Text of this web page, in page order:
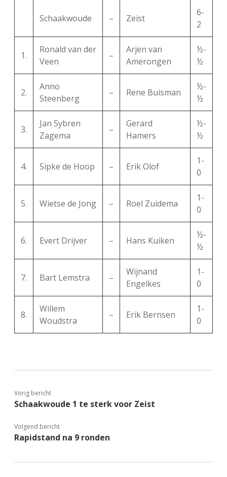
Schaakwoude – Zeist
6-
2
1.
Ronald van der
Veen
–
Arjen van
Amerongen
½-
½
2.
Anno
Steenberg
– Rene Buisman
½-
½
3.
Jan Sybren
Zagema
–
Gerard
Hamers
½-
½
4. Sipke de Hoop – Erik Olof
1-
0
5. Wietse de Jong – Roel Zuidema
1-
0
6. Evert Drijver – Hans Kuiken
½-
½
7. Bart Lemstra –
Wijnand
Engelkes
1-
0
8.
Willem
Woudstra
– Erik Bernsen
1-
0
Vorig bericht
Schaakwoude 1 te sterk voor Zeist
Volgend bericht
Rapidstand na 9 ronden